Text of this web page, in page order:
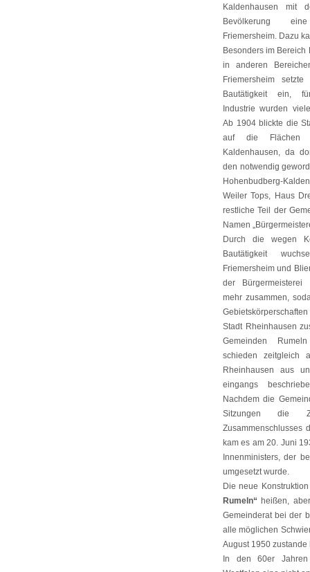
Kaldenhausen mit
Bevölkerung
Friemersheim. Dazu
Besonders im
in anderen
Friemersheim
Bautätigkeit ein,
Industrie wurden
Ab 1904 blickte die
auf die Flächen
Kaldenhausen, da
den notwendig
Hohenbudberg-
Weiler Tops, Haus
restliche Teil der
Namen
Durch die wegen
Bautätigkeit
Friemersheim und
der Bürgermeisterei
mehr zusammen,
Stadt Rheinhausen
Gemeinden
schieden zeitgleich
Rheinhausen aus
eingangs
Nachdem die
Sitzungen die
Zusammenschlusses
kam es am 20. Juni
Innenministers, der
umgesetzt wurde.
Die neue
Rumeln“ heißen,
Gemeinderat bei der
alle möglichen
August 1950 zustande
In den 60er